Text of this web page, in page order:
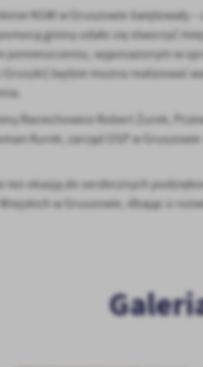
KGW w Gruszowie
gminy udało się stworzyć
wyposażonym w
Gruszki) będzie można realizować
Raciechowice Robert Żurek,
Kurek, zarząd OSP w
tez okazją do serdecznych
w Gruszowie, dbając o